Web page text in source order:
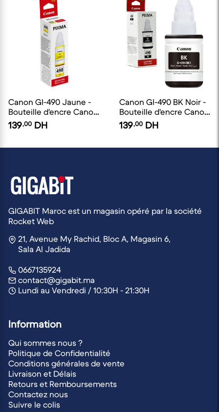
Canon GI-490 Jaune -
Bouteille d'encre Canon
d'origine
139,00 DH
Canon GI-490 BK Noir -
Bouteille d'encre Canon
d'origine
139,00 DH
GIGABIT Maroc est un magasin opéré par la société
Rocket Web
21, Avenue My Rachid, Bloc A, Magasin 6,
Sala Al Jadida
0667135924
contact@gigabit.ma
Lundi au Vendredi / 10:30H - 21:30H
Information
Qui sommes nous ?
Politique de Confidentialité
Conditions générales de vente
Livraison et Délais
Retours et Remboursements
Contactez nous
Suivre le colis